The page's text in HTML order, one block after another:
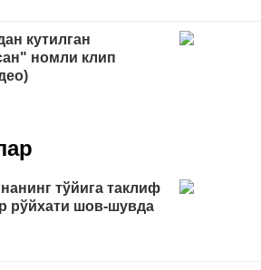
кутилган
номли клип
тўйига таклиф
рўйхати шов-шувда